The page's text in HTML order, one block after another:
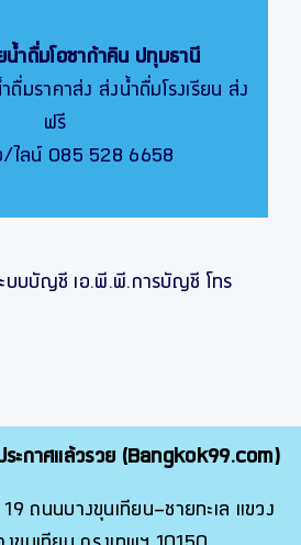
ำดื่มโอซาก้าคิน ปทุมธานี
ดื่มราคาส่ง ส่งน้ำดื่มโรงเรียน ส่ง
ฟรี
/ไลน์ 085 528 6658
ระกาศแล้วรวย (Bangkok99.com)
ถนนบางขุนเทียน-ชายทะเล แขวง